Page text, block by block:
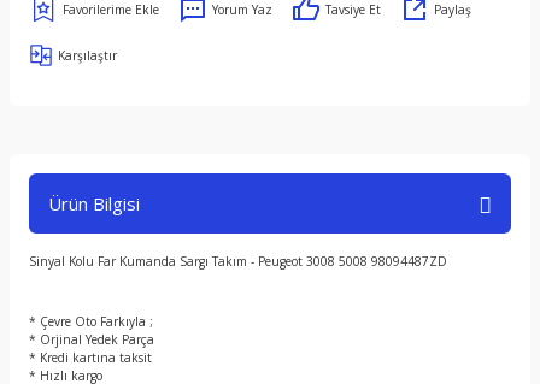
Yorum Yaz Tavsiye Et Paylaş
Karşılaştır
Ürün Bilgisi
Sinyal Kolu Far Kumanda Sargı Takım - Peugeot 3008 5008 98094487ZD
* Çevre Oto Farkıyla ;
* Orjinal Yedek Parça
* Kredi kartına taksit
* Hızlı kargo